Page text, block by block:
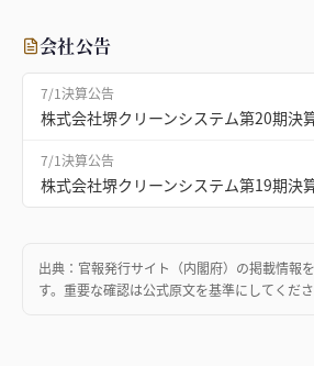
会社公告
7/1決算公告
株式会社堺クリーンシステム第20期決
7/1決算公告
株式会社堺クリーンシステム第19期決
出典： 官報発行サイト（内閣府） の掲載情報
す。重要な確認は公式原文を基準にしてくださ